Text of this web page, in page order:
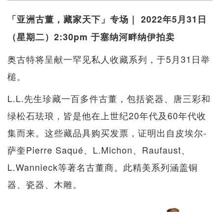
「亚洲古董，藏家天下」专场｜ 2022年5月31日
（星期二）2:30pm 于塞纳河畔纳伊拍卖
奥古特将呈献一罕见私人收藏系列，于5月31日举
槌。
L.L.先生珍藏一百多件古董，包括瓷器、唐三彩和
绿松石珐琅，皆是他在上世纪20年代及60年代收
集而来。这些藏品具购买发票，证明出自皮埃尔-
萨奎Pierre Saqué、L.Michon、Raufaust、
L.Wannieck等著名古董商。此精美系列涵盖铜
器、瓷器、木雕。